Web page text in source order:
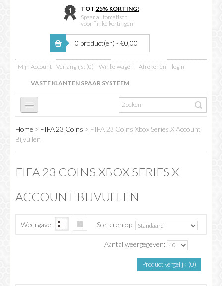
TOT 25% KORTING!
Spaar automatisch
voor flinke kortingen
0 product(en) - €0,00
Mijn Account Verlanglijst (0) Winkelwagen Afrekenen login
VASTE KLANTEN SPAAR SYSTEEM
FC 26
FIFA BOOSTING
Home > FIFA 23 Coins > FIFA 23 Coins Xbox Series X Account
Bijvullen
FIFA 23 COINS XBOX SERIES X
ACCOUNT BIJVULLEN
Weergave: Sorteren op:
Aantal weergegeven:
Product vergelijk (0)